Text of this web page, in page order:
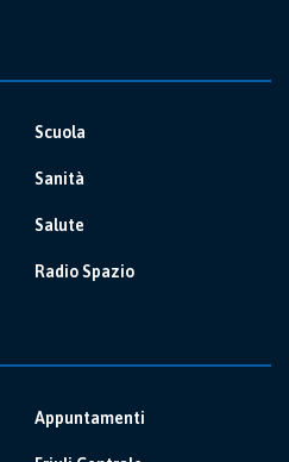
Scuola
Sanità
Salute
Radio Spazio
Appuntamenti